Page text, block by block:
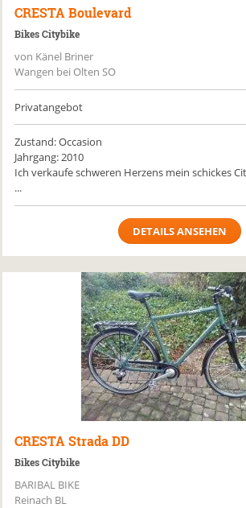
CRESTA Boulevard
Bikes Citybike
von Känel Briner
Wangen bei Olten SO
Privatangebot
Zustand: Occasion
Jahrgang: 2010
Ich verkaufe schweren Herzens mein schickes
...
DETAILS ANSEHEN
CRESTA Strada DD
Bikes Citybike
BARIBAL BIKE
Reinach BL